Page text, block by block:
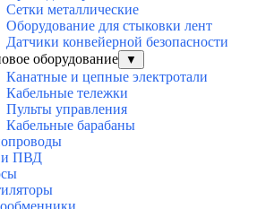
Сетки металлические
Оборудование для стыковки лент
Датчики конвейерной безопасности
оборудование
▼
Канатные и цепные электротали
Кабельные тележки
Пульты управления
Кабельные барабаны
ПВД